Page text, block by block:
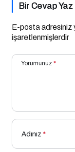
Bir Cevap Yaz
E-posta adresiniz
işaretlenmişlerdir
Yorumunuz *
Adınız *